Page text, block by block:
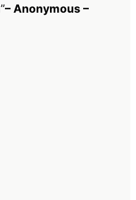
”– Anonymous –